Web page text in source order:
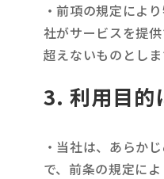
・前項の規定によ
社がサービスを提
超えないものとしま
3. 利用目的
・当社は、あらか
で、前条の規定に